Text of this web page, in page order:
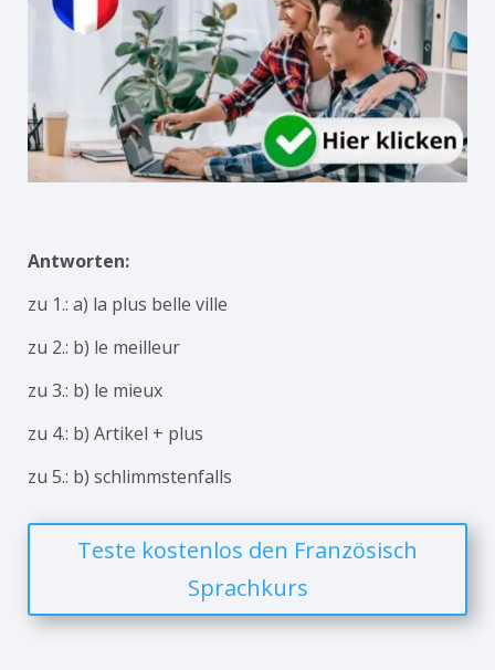
Antworten:
zu 1.: a) la plus belle ville
zu 2.: b) le meilleur
zu 3.: b) le mieux
zu 4.: b) Artikel + plus
zu 5.: b) schlimmstenfalls
Teste kostenlos den Französisch
Sprachkurs